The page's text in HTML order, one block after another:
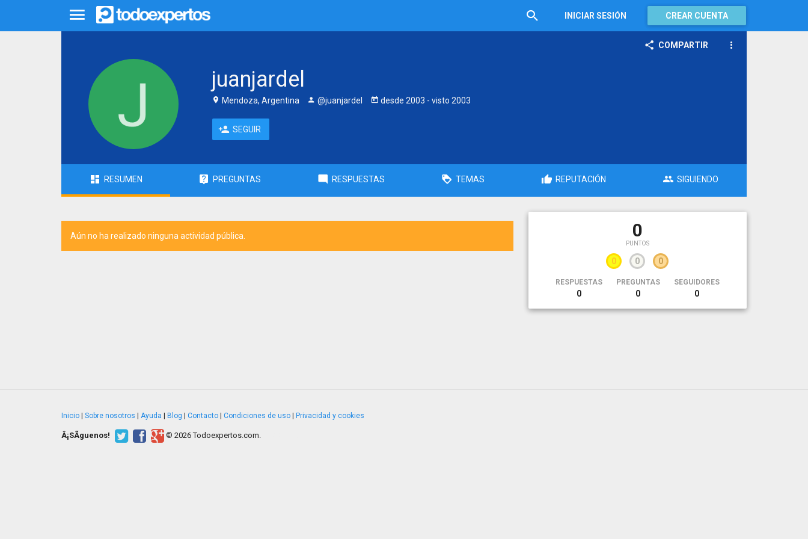
INICIAR SESIÓN CREAR CUENTA
COMPARTIR
juanjardel
Mendoza, Argentina @juanjardel desde 2003 - visto 2003
SEGUIR
RESUMEN PREGUNTAS RESPUESTAS TEMAS REPUTACIÓN SIGUIENDO
Aún no ha realizado ninguna actividad pública. 0
PUNTOS
0 0 0
RESPUESTAS
0
PREGUNTAS
0
SEGUIDORES
0
Inicio Sobre nosotros Ayuda Blog Contacto Condiciones de uso Privacidad y cookies
Â¡SÃ­guenos! © 2026 Todoexpertos.com.